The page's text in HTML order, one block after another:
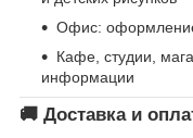
Офис: оформление
Кафе, студии,
информации
🚚 Доставка и